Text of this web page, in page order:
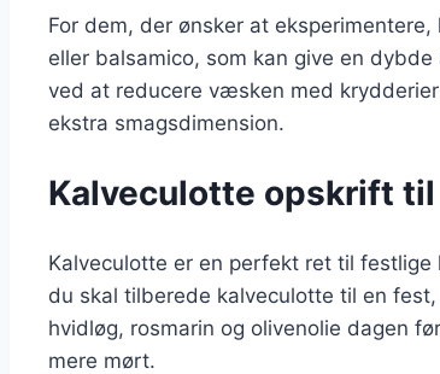
For dem, der ønsker at
eller balsamico, som kan give en
ved at reducere væsken med
ekstra smagsdimension.
Kalveculotte opskrift
Kalveculotte er en perfekt ret til
du skal tilberede kalveculotte til en
hvidløg, rosmarin og olivenolie dagen
mere mørt.